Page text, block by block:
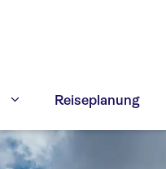
Reiseplanung